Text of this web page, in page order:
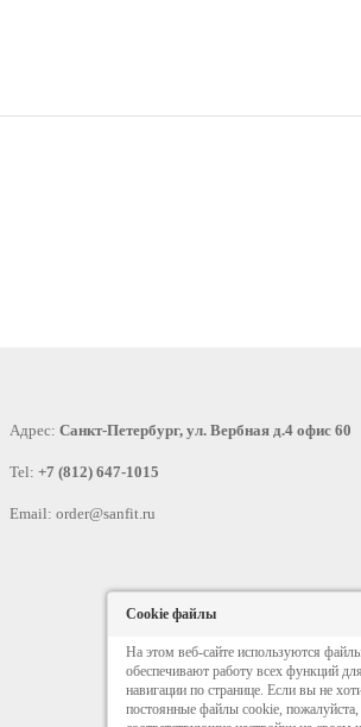
Адрес: Санкт-Петербург, ул. Вербная д.4 офис 60
Tel: +7 (812) 647-1015
Email: order@sanfit.ru
Cookie файлы
На этом веб-сайте используются
обеспечивают работу всех функций
навигации по странице. Если вы не
постоянные файлы cookie,